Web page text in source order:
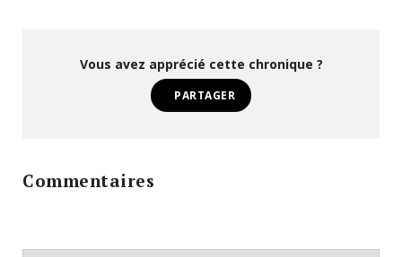
Vous avez apprécié cette chronique ?
PARTAGER
Commentaires